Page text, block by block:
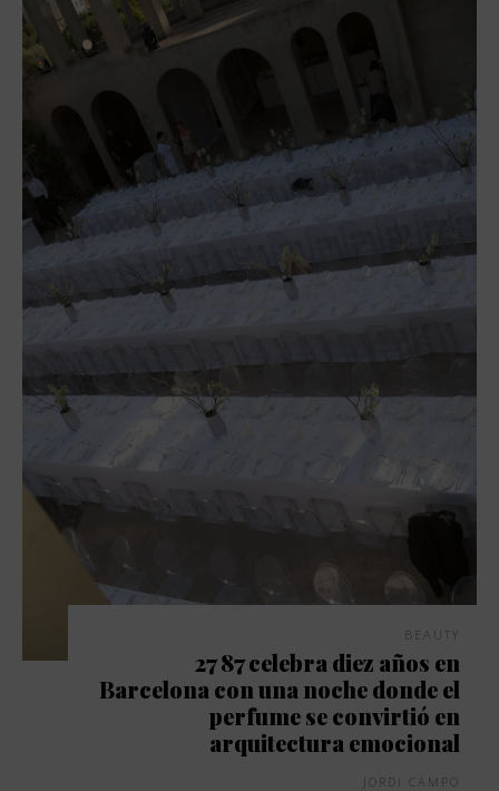
BEAUTY
27 87 celebra diez años en
Barcelona con una noche donde el
perfume se convirtió en
arquitectura emocional
JORDI CAMPO